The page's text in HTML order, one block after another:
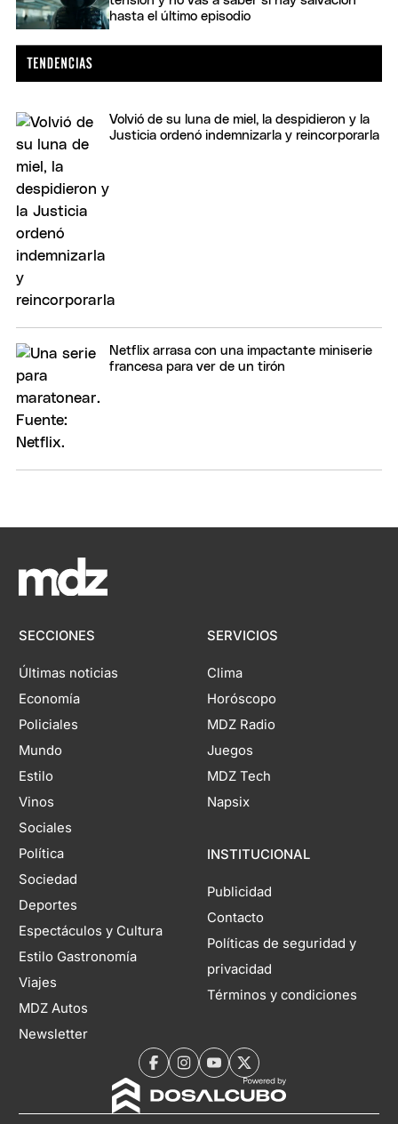
hasta el último episodio
Volvió de su luna de miel, la despidieron y la
Justicia ordenó indemnizarla y reincorporarla
Netflix arrasa con una impactante miniserie
francesa para ver de un tirón
SECCIONES
Últimas noticias
Economía
Policiales
Mundo
Estilo
Vinos
Sociales
Política
Sociedad
Deportes
Espectáculos y Cultura
Estilo Gastronomía
Viajes
MDZ Autos
Newsletter
SERVICIOS
Clima
Horóscopo
MDZ Radio
Juegos
MDZ Tech
Napsix
INSTITUCIONAL
Publicidad
Contacto
Políticas de seguridad y
privacidad
Términos y condiciones